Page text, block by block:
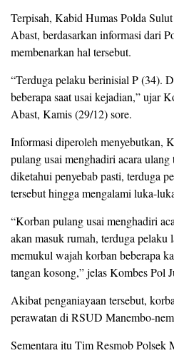
Terpisah, Kabid Humas Polda
Abast, berdasarkan informasi dari
membenarkan hal tersebut.
“Terduga pelaku berinisial P (34).
beberapa saat usai kejadian,” ujar
Abast, Kamis (29/12) sore.
Informasi diperoleh menyebutkan,
pulang usai menghadiri acara
diketahui penyebab pasti, terduga
tersebut hingga mengalami luka-
“Korban pulang usai menghadiri
akan masuk rumah, terduga pelaku
memukul wajah korban beberapa
tangan kosong,” jelas Kombes Pol
Akibat penganiayaan tersebut,
perawatan di RSUD Manembo-
Sementara itu Tim Resmob Polsek